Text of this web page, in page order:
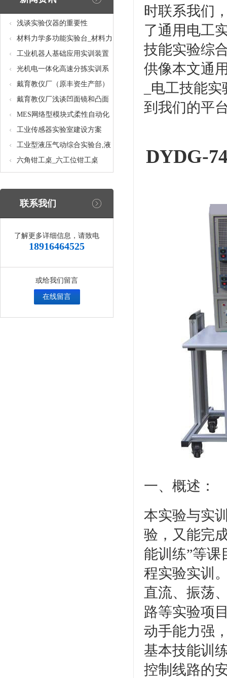
浅谈实验仪器的重要性
材料力学多功能实验台_材料力
学多功能考核实验实训设备
工业机器人基础应用实训装置
台_工业机器人基础应用实训考
核设备
光机电一体化高速分拣实训系
统_光机电一体化高速分拣实验
实训设备
戴育教仪厂（原丰资生产部）
助力春季高教仪器展
戴育教仪厂浅谈凹面镜和凸面
镜的区别之处
MES网络型模块式柔性自动化
生产线实验系统(八站)_模块柔
性自动化生产线教学实训设备
工业传感器实验室建设方案
工业型液压气动综合实验台,液
压气动综合实训台
六角钳工桌_六工位钳工桌
联系我们
了解更多详细信息，请致电
18916464525
或给我们留言
在线留言
时联系我们
了通用电工
技能实验综
供像本文通
_电工技能
到我们的平
DYDG-
一、概述：
本实验与实
验，又能完
能训练”等课
程实验实训
直流、振荡
路等实验项
动手能力强
基本技能训
控制线路的